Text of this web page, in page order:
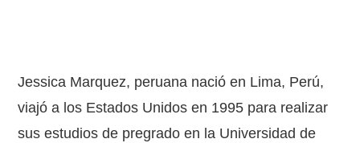
Jessica Marquez, peruana nació en Lima, Perú,
viajó a los Estados Unidos en 1995 para realizar
sus estudios de pregrado en la Universidad de